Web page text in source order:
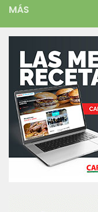
MÁS